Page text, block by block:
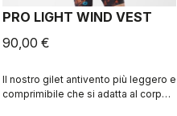
PRO LIGHT WIND VEST
90,00 €
Il nostro gilet antivento più leggero e
comprimibile che si adatta al corpo